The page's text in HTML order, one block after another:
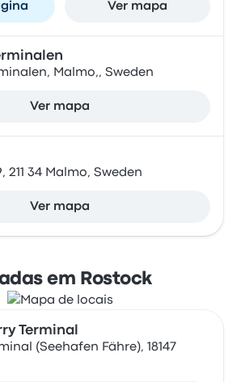
Ver mapa
Malmo,, Sweden
Ver mapa
211 34 Malmo, Sweden
Ver mapa
em Rostock
Terminal
(Seehafen Fähre), 18147